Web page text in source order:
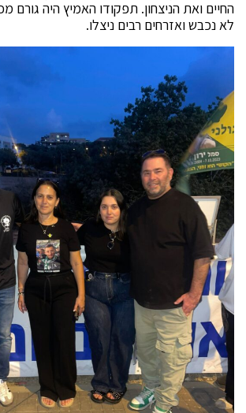
החיים ואת הניצחון. תפקודו האמיץ היה גורם
לא נכבש ואזרחים רבים ניצלו.